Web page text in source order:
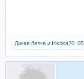
Дикая белка и Irishka20_05